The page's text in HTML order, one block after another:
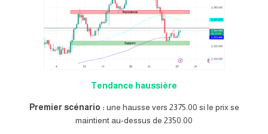
Tendance haussière
Premier scénario : une hausse vers 2375.00 si le prix se
maintient au-dessus de 2350.00